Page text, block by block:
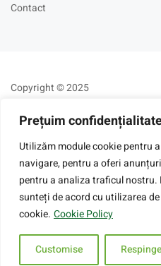
Prețuim
Utilizăm module cookie pentru
navigare, pentru a oferi
pentru a analiza traficul nostru.
sunteți de acord cu utilizarea
cookie. Cookie Policy
Customise
Contact
Copyright © 2025